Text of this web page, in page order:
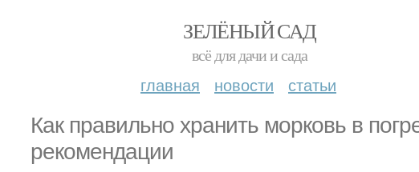
ЗЕЛЁНЫЙ САД
всё для дачи и сада
главная новости статьи
Как правильно хранить морковь в
рекомендации